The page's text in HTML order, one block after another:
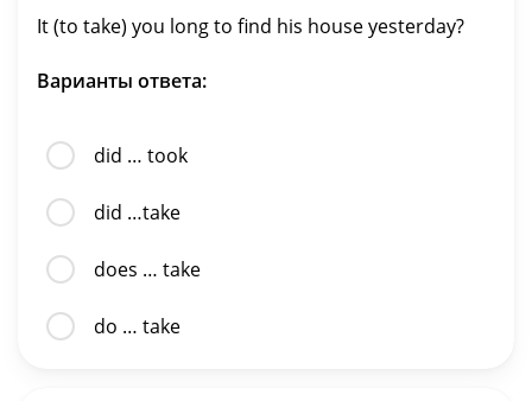
It (to take) you long to find his house yesterday?
Варианты ответа:
did … took
did …take
does … take
do … take